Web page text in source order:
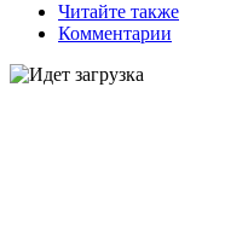
Читайте также
Комментарии